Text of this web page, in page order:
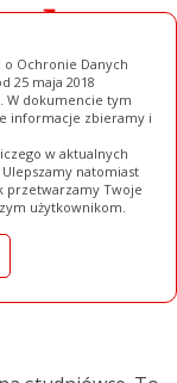
Ochronie Danych
25 maja 2018
. W dokumencie tym
informacje zbieramy i
w aktualnych
natomiast
przetwarzamy Twoje
użytkownikom.
Firm Pełna Wersja
bawili